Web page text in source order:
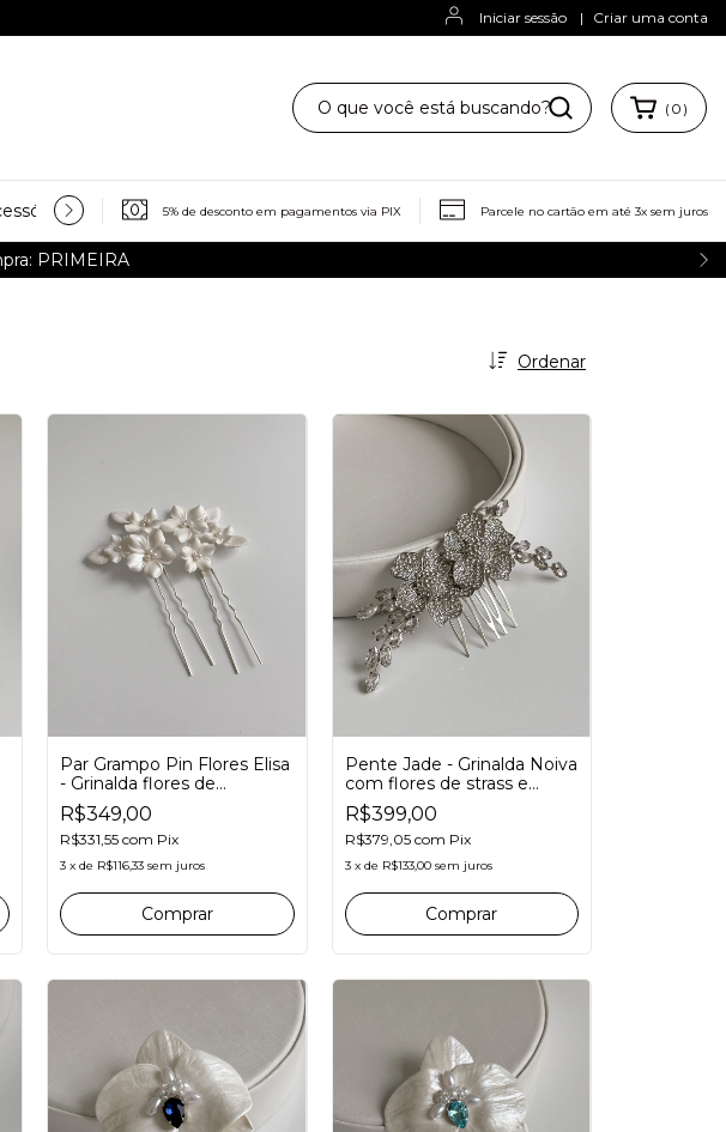
Iniciar sessão | Criar uma conta
PRIMEIRA
( 0 )
Personalize para mim Trocas e Devoluções
5% de desconto em pagamentos via PIX Parcele no cartão em até 3x sem juros
Ordenar
Par Grampo Pin Flores Elisa
- Grinalda flores de
porcelana para noivas
R$349,00
R$331,55 com Pix
3 x de R$116,33 sem juros
Comprar
Pente Jade - Grinalda Noiva
com flores de strass e
zircônias
R$399,00
R$379,05 com Pix
3 x de R$133,00 sem juros